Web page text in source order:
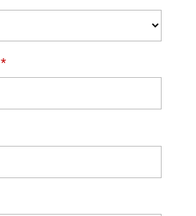
*